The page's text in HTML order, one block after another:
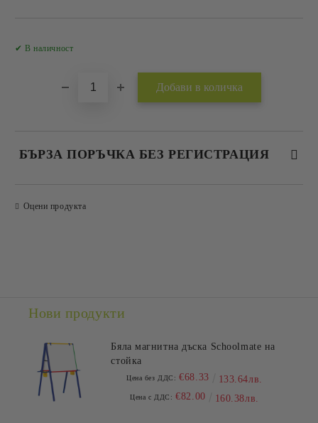
✔ В наличност
БЪРЗА ПОРЪЧКА БЕЗ РЕГИСТРАЦИЯ
Оцени продукта
Нови продукти
Бяла магнитна дъска Schoolmate на
стойка
Цена без ДДС: €68.33 133.64лв.
Цена с ДДС: €82.00 160.38лв.